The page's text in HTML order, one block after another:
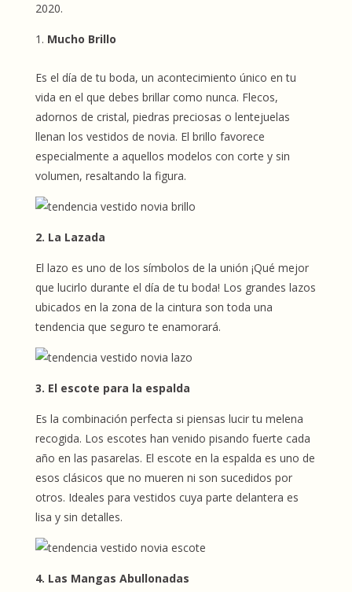
2020.
Mucho Brillo
Es el día de tu boda, un acontecimiento único en tu
vida en el que debes brillar como nunca. Flecos,
adornos de cristal, piedras preciosas o lentejuelas
llenan los vestidos de novia. El brillo favorece
especialmente a aquellos modelos con corte y sin
volumen, resaltando la figura.
2. La Lazada
El lazo es uno de los símbolos de la unión ¡Qué mejor
que lucirlo durante el día de tu boda! Los grandes lazos
ubicados en la zona de la cintura son toda una
tendencia que seguro te enamorará.
3. El escote para la espalda
Es la combinación perfecta si piensas lucir tu melena
recogida. Los escotes han venido pisando fuerte cada
año en las pasarelas. El escote en la espalda es uno de
esos clásicos que no mueren ni son sucedidos por
otros. Ideales para vestidos cuya parte delantera es
lisa y sin detalles.
4. Las Mangas Abullonadas